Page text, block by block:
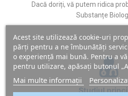
Dacă doriți, vă putem ridica
Substanțe
Studiul
Acest site utilizează cookie-uri
părți pentru a ne îmbunătăți
o experiență mai bună. Pentru a
pentru utilizare, apăsați butonul
Mai multe informații